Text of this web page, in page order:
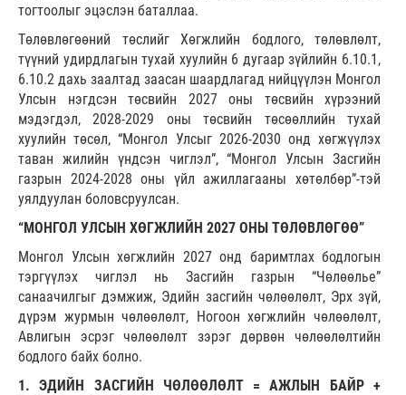
тогтоолыг эцэслэн баталлаа.
Төлөвлөгөөний төслийг Хөгжлийн бодлого, төлөвлөлт,
түүний удирдлагын тухай хуулийн 6 дугаар зүйлийн 6.10.1,
6.10.2 дахь заалтад заасан шаардлагад нийцүүлэн Монгол
Улсын нэгдсэн төсвийн 2027 оны төсвийн хүрээний
мэдэгдэл, 2028-2029 оны төсвийн төсөөллийн тухай
хуулийн төсөл, “Монгол Улсыг 2026-2030 онд хөгжүүлэх
таван жилийн үндсэн чиглэл”, “Монгол Улсын Засгийн
газрын 2024-2028 оны үйл ажиллагааны хөтөлбөр”-тэй
уялдуулан боловсруулсан.
“МОНГОЛ УЛСЫН ХӨГЖЛИЙН 2027 ОНЫ ТӨЛӨВЛӨГӨӨ”
Монгол Улсын хөгжлийн 2027 онд баримтлах бодлогын
тэргүүлэх чиглэл нь Засгийн газрын “Чөлөөлье”
санаачилгыг дэмжиж, Эдийн засгийн чөлөөлөлт, Эрх зүй,
дүрэм журмын чөлөөлөлт, Ногоон хөгжлийн чөлөөлөлт,
Авлигын эсрэг чөлөөлөлт зэрэг дөрвөн чөлөөлөлтийн
бодлого байх болно.
1. ЭДИЙН ЗАСГИЙН ЧӨЛӨӨЛӨЛТ = АЖЛЫН БАЙР +